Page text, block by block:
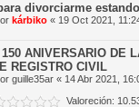
divorciarme
kárbiko « 19 Oct 2021,
ANIVERSARIO DE
REGISTRO CIVIL
guille35ar « 14 Abr 2021,
Valoreción: